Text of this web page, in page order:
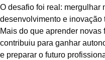
O desafio foi real: mergulhar
desenvolvimento e inovação
Mais do que aprender novas
contribuiu para ganhar
e preparar o futuro